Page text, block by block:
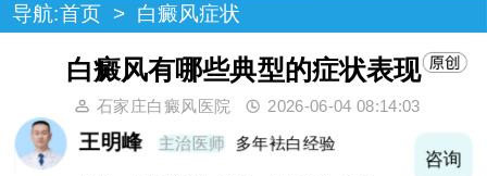
导航:首页 > 白癜风症状
白癜风有哪些典型的症状表现
石家庄白癜风医院 2026-06-04 08:14:03
王明峰 主治医师 多年袪白经验
咨询